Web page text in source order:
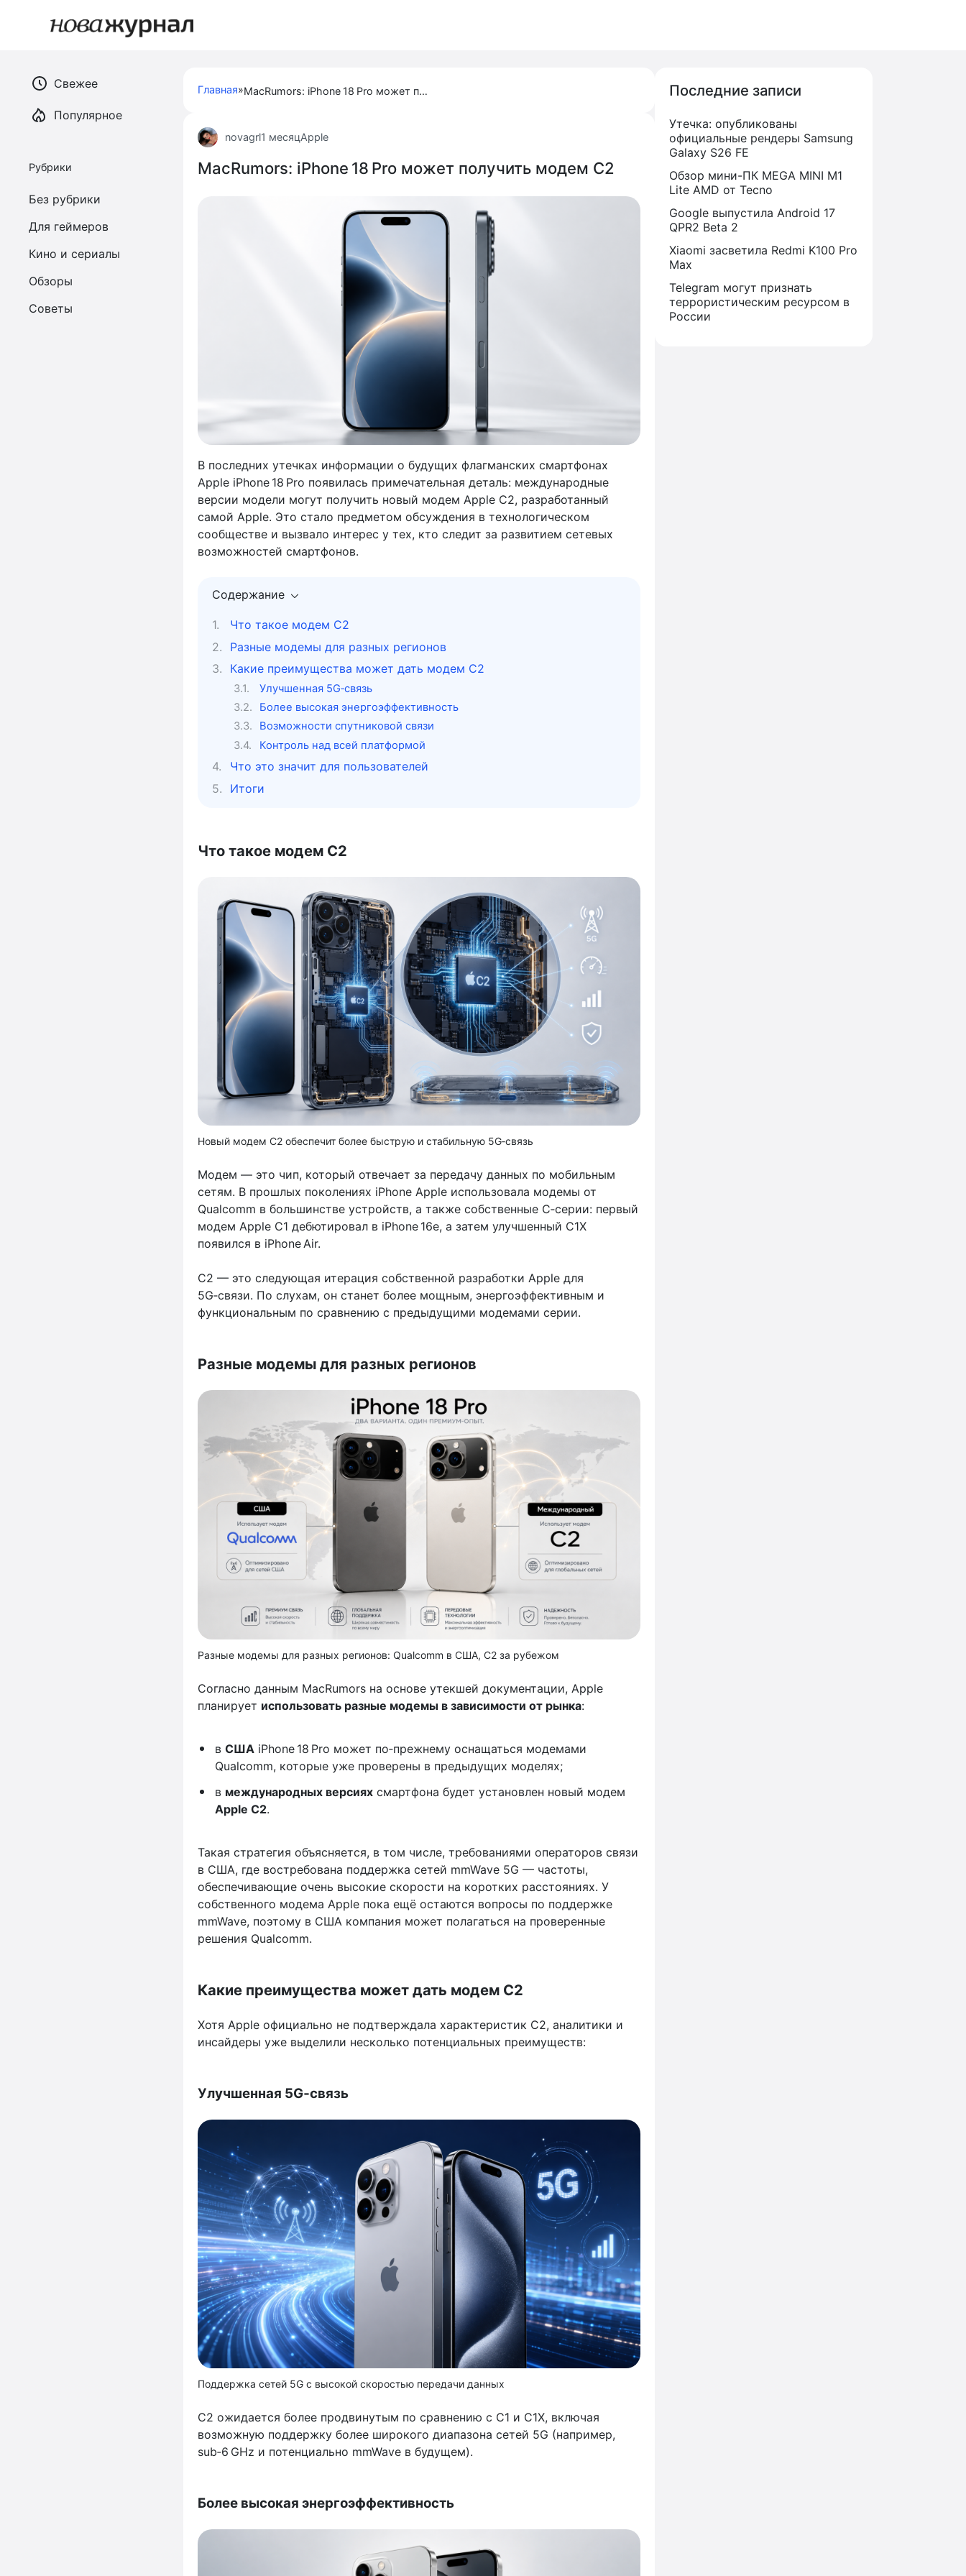
Главная» MacRumors: iPhone 18 Pro может получить модем C2
novagrl1 месяцApple
MacRumors: iPhone 18 Pro может получить модем C2
В последних утечках информации о будущих флагманских смартфонах
Apple iPhone 18 Pro появилась примечательная деталь: международные
версии модели могут получить новый модем Apple C2, разработанный
самой Apple. Это стало предметом обсуждения в технологическом
сообществе и вызвало интерес у тех, кто следит за развитием сетевых
возможностей смартфонов.
Содержание
Что такое модем C2
Разные модемы для разных регионов
Какие преимущества может дать модем C2
Улучшенная 5G‑связь
Более высокая энергоэффективность
Возможности спутниковой связи
Контроль над всей платформой
Что это значит для пользователей
Итоги
Что такое модем C2
Новый модем C2 обеспечит более быструю и стабильную 5G‑связь
Модем — это чип, который отвечает за передачу данных по мобильным
сетям. В прошлых поколениях iPhone Apple использовала модемы от
Qualcomm в большинстве устройств, а также собственные C‑серии: первый
модем Apple C1 дебютировал в iPhone 16e, а затем улучшенный C1X
появился в iPhone Air.
C2 — это следующая итерация собственной разработки Apple для
5G‑связи. По слухам, он станет более мощным, энергоэффективным и
функциональным по сравнению с предыдущими модемами серии.
Разные модемы для разных регионов
Разные модемы для разных регионов: Qualcomm в США, C2 за рубежом
Согласно данным MacRumors на основе утекшей документации, Apple
планирует использовать разные модемы в зависимости от рынка:
в США iPhone 18 Pro может по‑прежнему оснащаться модемами
Qualcomm, которые уже проверены в предыдущих моделях;
в международных версияхсмартфона будет установлен новый модем
Apple C2.
Такая стратегия объясняется, в том числе, требованиями операторов связи
в США, где востребована поддержка сетей mmWave 5G — частоты,
обеспечивающие очень высокие скорости на коротких расстояниях. У
собственного модема Apple пока ещё остаются вопросы по поддержке
mmWave, поэтому в США компания может полагаться на проверенные
решения Qualcomm.
Какие преимущества может дать модем C2
Хотя Apple официально не подтверждала характеристик C2, аналитики и
инсайдеры уже выделили несколько потенциальных преимуществ:
Улучшенная 5G‑связь
Поддержка сетей 5G с высокой скоростью передачи данных
C2 ожидается более продвинутым по сравнению с C1 и C1X, включая
возможную поддержку более широкого диапазона сетей 5G (например,
sub‑6 GHz и потенциально mmWave в будущем).
Более высокая энергоэффективность
Свежее
Популярное
Рубрики
Без рубрики
Для геймеров
Кино и сериалы
Обзоры
Советы
Последние записи
Утечка: опубликованы
официальные рендеры Samsung
Galaxy S26 FE
Обзор мини-ПК MEGA MINI M1
Lite AMD от Tecno
Google выпустила Android 17
QPR2 Beta 2
Xiaomi засветила Redmi K100 Pro
Max
Telegram могут признать
террористическим ресурсом в
России